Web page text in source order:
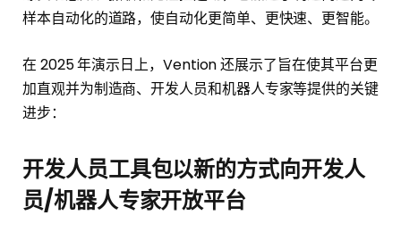
样本自动化的道路，使自动化更简单、更快速、更智能。
在 2025 年演示日上，Vention 还展示了旨在使其平台更
加直观并为制造商、开发人员和机器人专家等提供的关键
进步：
开发人员工具包以新的方式向开发人
员/机器人专家开放平台